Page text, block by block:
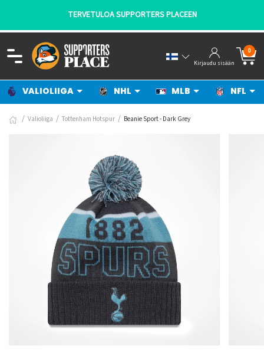
TERVETULOA SUPPORTERS PLACEEN
Kirjaudu sisään
0
VALIOLIIGA NHL MLB NFL
Valioliiga Tottenham Hotspur Beanie Sport - Dark Grey